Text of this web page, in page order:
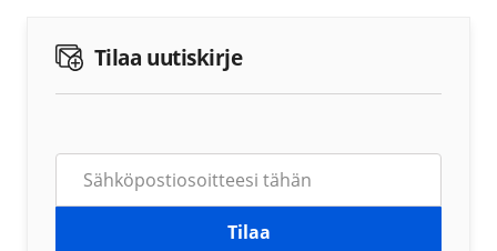
Tilaa uutiskirje
Tilaa